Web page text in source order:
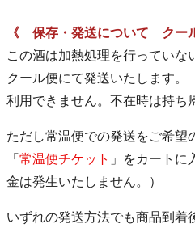
《 保存・発送について クー
この酒は加熱処理を行っていな
クール便にて発送いたします。
利用できません。不在時は持ち
ただし常温便での発送をご希望
「 常温便チケット 」をカートに
金は発生いたしません。）
いずれの発送方法でも商品到着